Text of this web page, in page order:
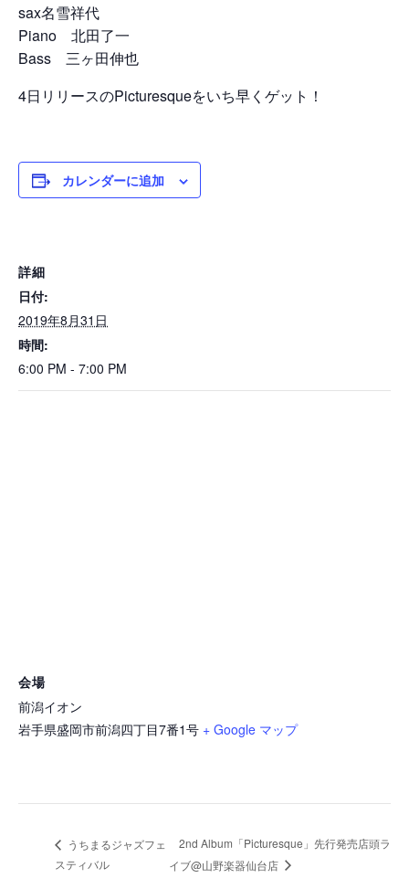
sax名雪祥代
Piano 北田了一
Bass 三ヶ田伸也
4日リリースのPicturesqueをいち早くゲット！
カレンダーに追加
詳細
日付:
2019年8月31日
時間:
6:00 PM - 7:00 PM
会場
前潟イオン
岩手県盛岡市前潟四丁目7番1号 + Google マップ
うちまるジャズフェ
スティバル
2nd Album「Picturesque」先行発売店頭ラ
イブ@山野楽器仙台店